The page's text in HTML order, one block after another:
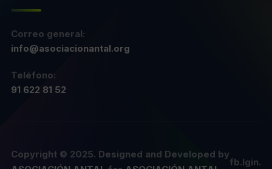
Correo general:
info@asociacionantal.org
Teléfono:
91 622 81 52
Copyright © 2025. Designed and Developed by